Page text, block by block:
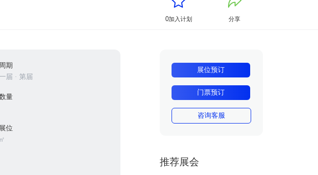
0加入计划 分享
期
届 · 第届
量
位
展位预订
门票预订
咨询客服
推荐展会